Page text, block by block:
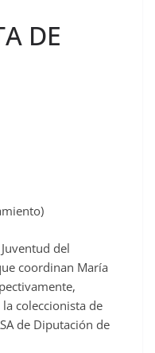
DE
del
coordinan María
coleccionista de
de Diputación de